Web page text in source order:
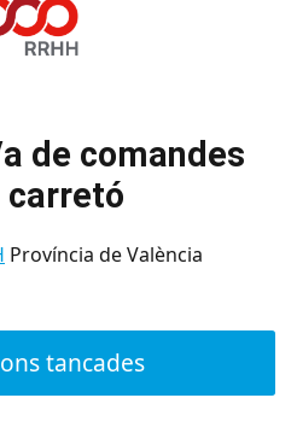
de comandes
carretó
Província de València
tancades